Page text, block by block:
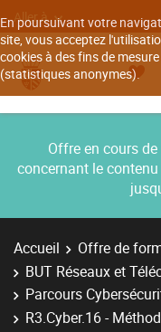
En poursuivant votre
site, vous acceptez
cookies à des fins de
(statistiques anonymes).
Aller à
Offre en cours
concernant le
Accueil Offre de
BUT Réseaux et
Parcours
R3.Cyber.16 -